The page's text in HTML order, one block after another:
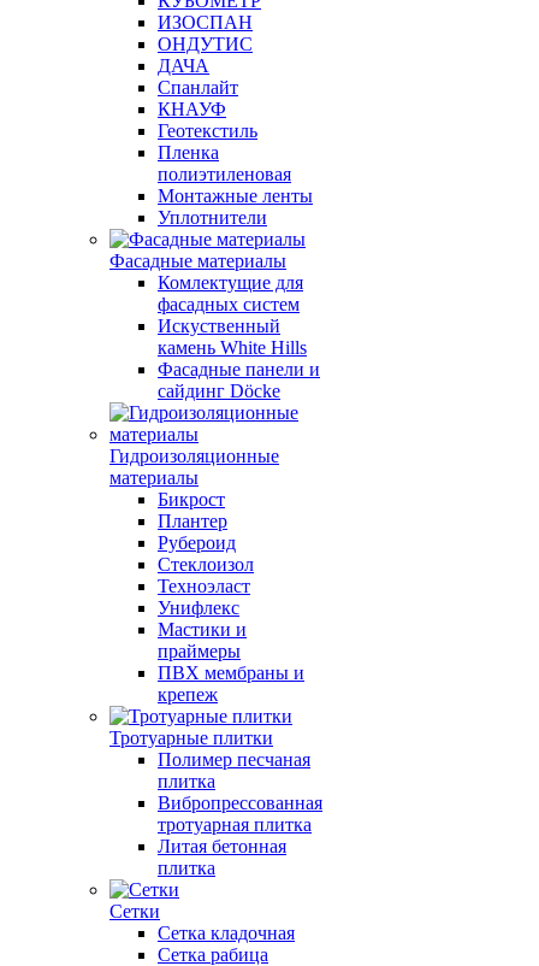
ИЗОСПАН
ОНДУТИС
ДАЧА
Спанлайт
КНАУФ
Геотекстиль
Пленка
полиэтиленовая
Монтажные ленты
Уплотнители
Фасадные материалы
Комлектущие для
фасадных систем
Искуственный
камень White Hills
Фасадные панели и
сайдинг Döcke
Гидроизоляционные
материалы
Бикрост
Плантер
Рубероид
Стеклоизол
Техноэласт
Унифлекс
Мастики и
праймеры
ПВХ мембраны и
крепеж
Тротуарные плитки
Полимер песчаная
плитка
Вибропрессованная
тротуарная плитка
Литая бетонная
плитка
Сетки
Сетка кладочная
Сетка рабица